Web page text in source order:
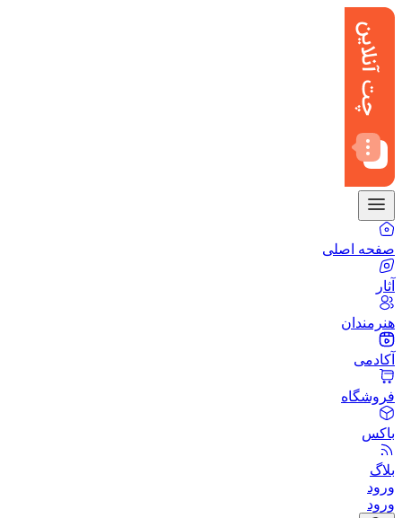
صفحه اصلی
آثار
هنرمندان
آکادمی
فروشگاه
باکس
بلاگ
ورود
ورود